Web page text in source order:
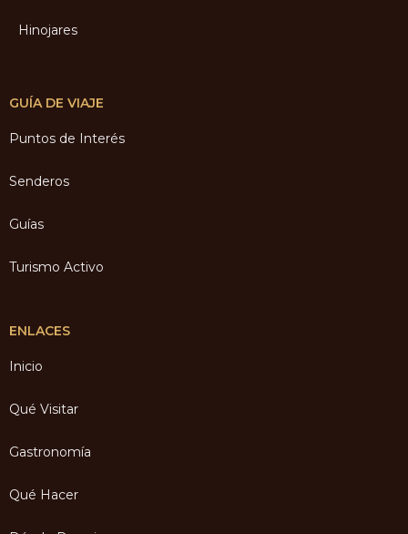
Hinojares
GUÍA DE VIAJE
Puntos de Interés
Senderos
Guías
Turismo Activo
ENLACES
Inicio
Qué Visitar
Gastronomía
Qué Hacer